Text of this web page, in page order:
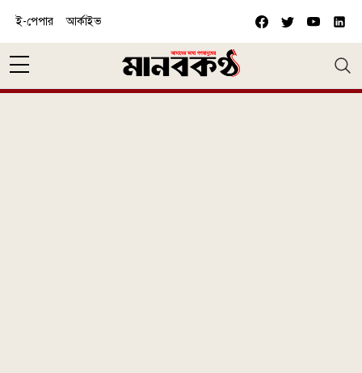
ই-পেপার আর্কাইভ